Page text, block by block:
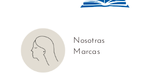
Nosotras
Marcas